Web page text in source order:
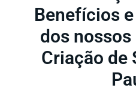
Benefícios
dos
Criação de